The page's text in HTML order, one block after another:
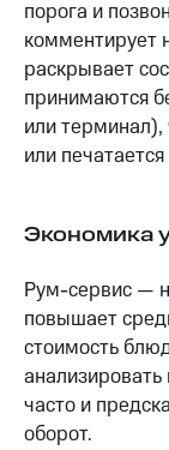
порога и
комментирует
раскрывает
принимаются
или терминал),
или
Экономика
Рум-сервис —
повышает
стоимость
часто и
оборот.